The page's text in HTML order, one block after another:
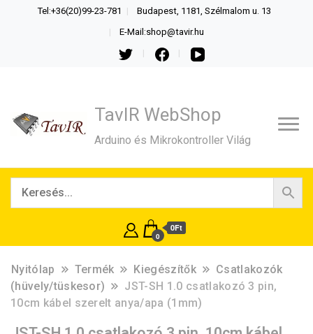
Tel:+36(20)99-23-781 Budapest, 1181, Szélmalom u. 13
E-Mail:shop@tavir.hu
TavIR WebShop
Arduino és Mikrokontroller Világ
0
0Ft
Nyitólap Termék Kiegészítők
Csatlakozók
(hüvely/tüskesor)
JST-SH 1.0 csatlakozó 3 pin,
10cm kábel szerelt anya/apa (1mm)